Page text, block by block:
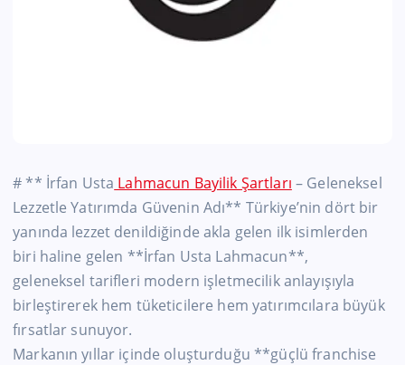
# ** İrfan Usta Lahmacun Bayilik Şartları – Geleneksel
Lezzetle Yatırımda Güvenin Adı** Türkiye’nin dört bir
yanında lezzet denildiğinde akla gelen ilk isimlerden
biri haline gelen **İrfan Usta Lahmacun**,
geleneksel tarifleri modern işletmecilik anlayışıyla
birleştirerek hem tüketicilere hem yatırımcılara büyük
fırsatlar sunuyor.
Markanın yıllar içinde oluşturduğu **güçlü franchise